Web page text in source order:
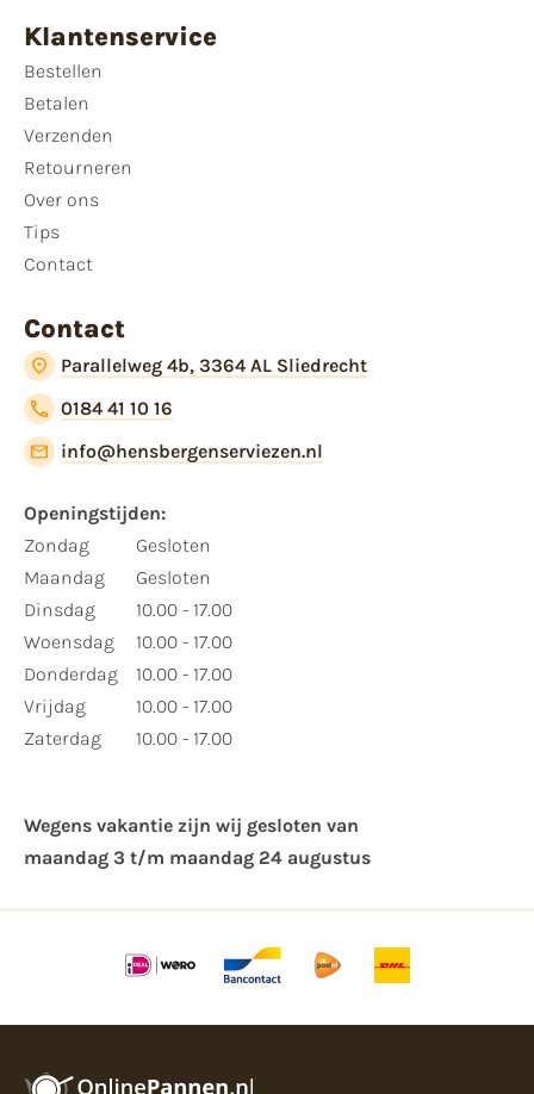
Klantenservice
Bestellen
Betalen
Verzenden
Retourneren
Over ons
Tips
Contact
Contact
Parallelweg 4b, 3364 AL Sliedrecht
0184 41 10 16
info@hensbergenserviezen.nl
Openingstijden:
Zondag
Maandag
Dinsdag
Woensdag
Donderdag
Vrijdag
Zaterdag
Gesloten
Gesloten
10.00 - 17.00
10.00 - 17.00
10.00 - 17.00
10.00 - 17.00
10.00 - 17.00
Wegens vakantie zijn wij gesloten van ​
maandag 3 t/m maandag 24 augustus